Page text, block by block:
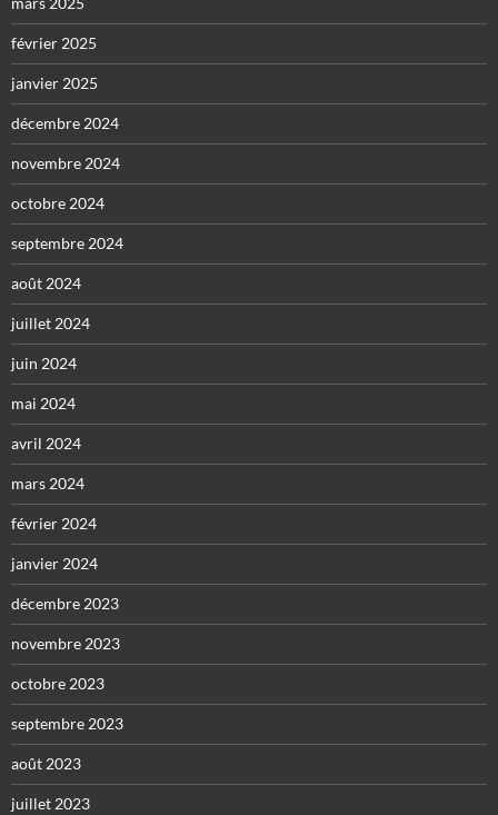
février 2025
janvier 2025
décembre 2024
novembre 2024
octobre 2024
septembre 2024
août 2024
juillet 2024
juin 2024
mai 2024
avril 2024
mars 2024
février 2024
janvier 2024
décembre 2023
novembre 2023
octobre 2023
septembre 2023
août 2023
juillet 2023